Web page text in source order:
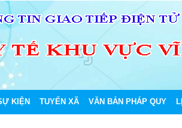
KIỆN TUYẾN XÃ VĂN BẢN PHÁP QUY